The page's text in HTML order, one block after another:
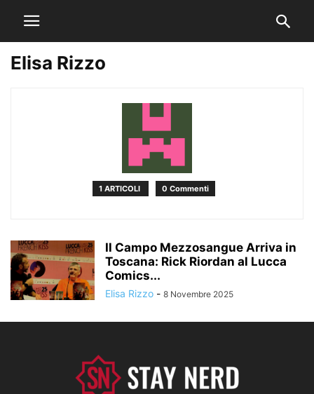
Elisa Rizzo
1 ARTICOLI 0 Commenti
Il Campo Mezzosangue Arriva in
Toscana: Rick Riordan al Lucca
Comics...
Elisa Rizzo - 8 Novembre 2025